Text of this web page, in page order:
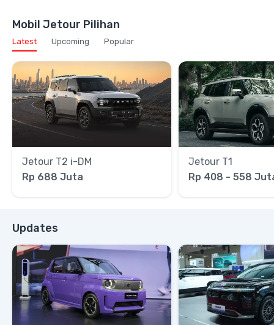
Mobil Jetour Pilihan
Latest Upcoming Popular
Jetour T2 i-DM
Rp 688 Juta
Jetour T1
Rp 408 - 558
Updates